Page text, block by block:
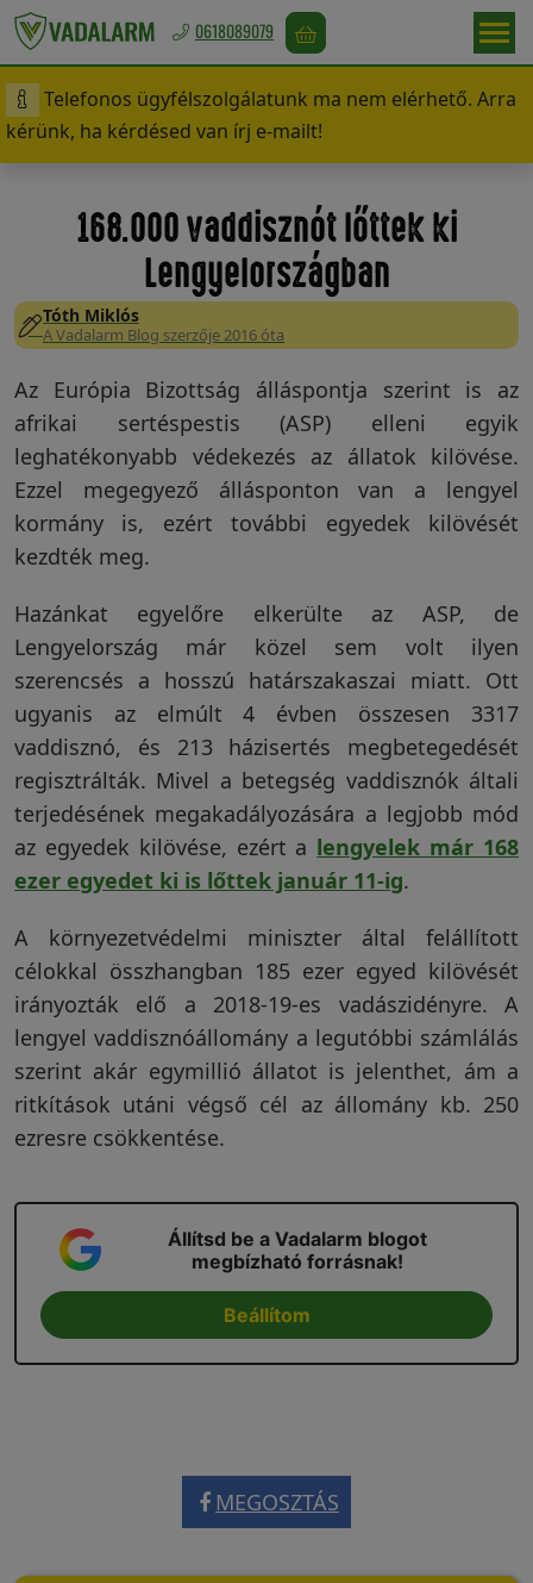
Magyarország
/
Ft
Madárriasztás
Rágcsálóriasztás
Villanypásztor
Napelem
GPS
nyomkövetés
Kiegészítők
Garanciáink
Légy
viszonteladó!
0618089079
Telefonos ügyfélszolgálatunk ma nem elérhető. Arra
kérünk, ha kérdésed van írj e-mailt!
168.000 vaddisznót lőttek ki
Lengyelországban
Tóth Miklós
A Vadalarm Blog szerzője 2016 óta
Az Európia Bizottság álláspontja szerint is az
afrikai sertéspestis (ASP) elleni egyik
leghatékonyabb védekezés az állatok kilövése.
Ezzel megegyező állásponton van a lengyel
kormány is, ezért további egyedek kilövését
kezdték meg.
Hazánkat egyelőre elkerülte az ASP, de
Lengyelország már közel sem volt ilyen
szerencsés a hosszú határszakaszai miatt. Ott
ugyanis az elmúlt 4 évben összesen 3317
vaddisznó, és 213 házisertés megbetegedését
regisztrálták. Mivel a betegség vaddisznók általi
terjedésének megakadályozására a legjobb mód
az egyedek kilövése, ezért a lengyelek már 168
ezer egyedet ki is lőttek január 11-ig.
A környezetvédelmi miniszter által felállított
célokkal összhangban 185 ezer egyed kilövését
irányozták elő a 2018-19-es vadászidényre. A
lengyel vaddisznóállomány a legutóbbi számlálás
szerint akár egymillió állatot is jelenthet, ám a
ritkítások utáni végső cél az állomány kb. 250
ezresre csökkentése.
Állítsd be a Vadalarm blogot
megbízható forrásnak!
Beállítom
MEGOSZTÁS